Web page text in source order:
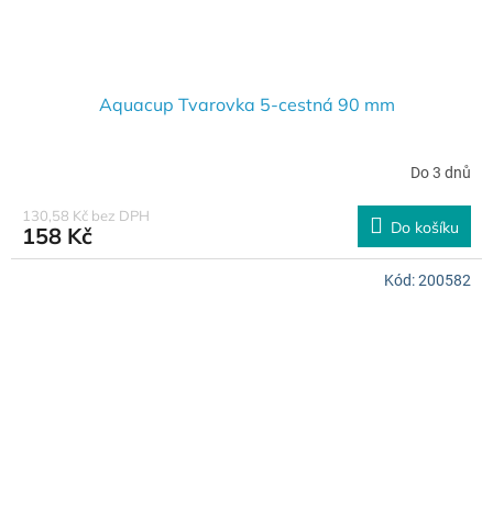
Aquacup Tvarovka 5-cestná 90 mm
Do 3 dnů
130,58 Kč bez DPH
158 Kč Do košíku
Kód:200582